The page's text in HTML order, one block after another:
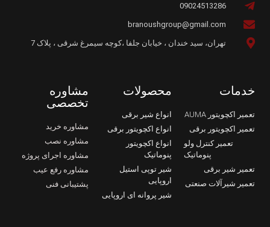
09024513286
branoushgroup@gmail.com
تهران، سید خندان ، خیابان جلفا ،کوچه سیمرغ شرقی ، پلاک 7
خدمات
تعمیر اکچویتور AUMA
تعمیر اکچویتور برقی
تعمیر کنترل ولو
پنوماتیک
تعمیر شیر برقی
تعمیر شیرآلات صنعتی
محصولات
انواع شیر برقی
انواع اکچویتور برقی
انواع اکچویتور
پنوماتیک
شیر توپی استیل
اروپایی
شیر پروانه ای اروپایی
مشاوره
تخصصی
مشاوره خرید
مشاوره نصب
مشاوره اجرای پروژه
مشاوره رفع عیب
پشتیبانی فنی